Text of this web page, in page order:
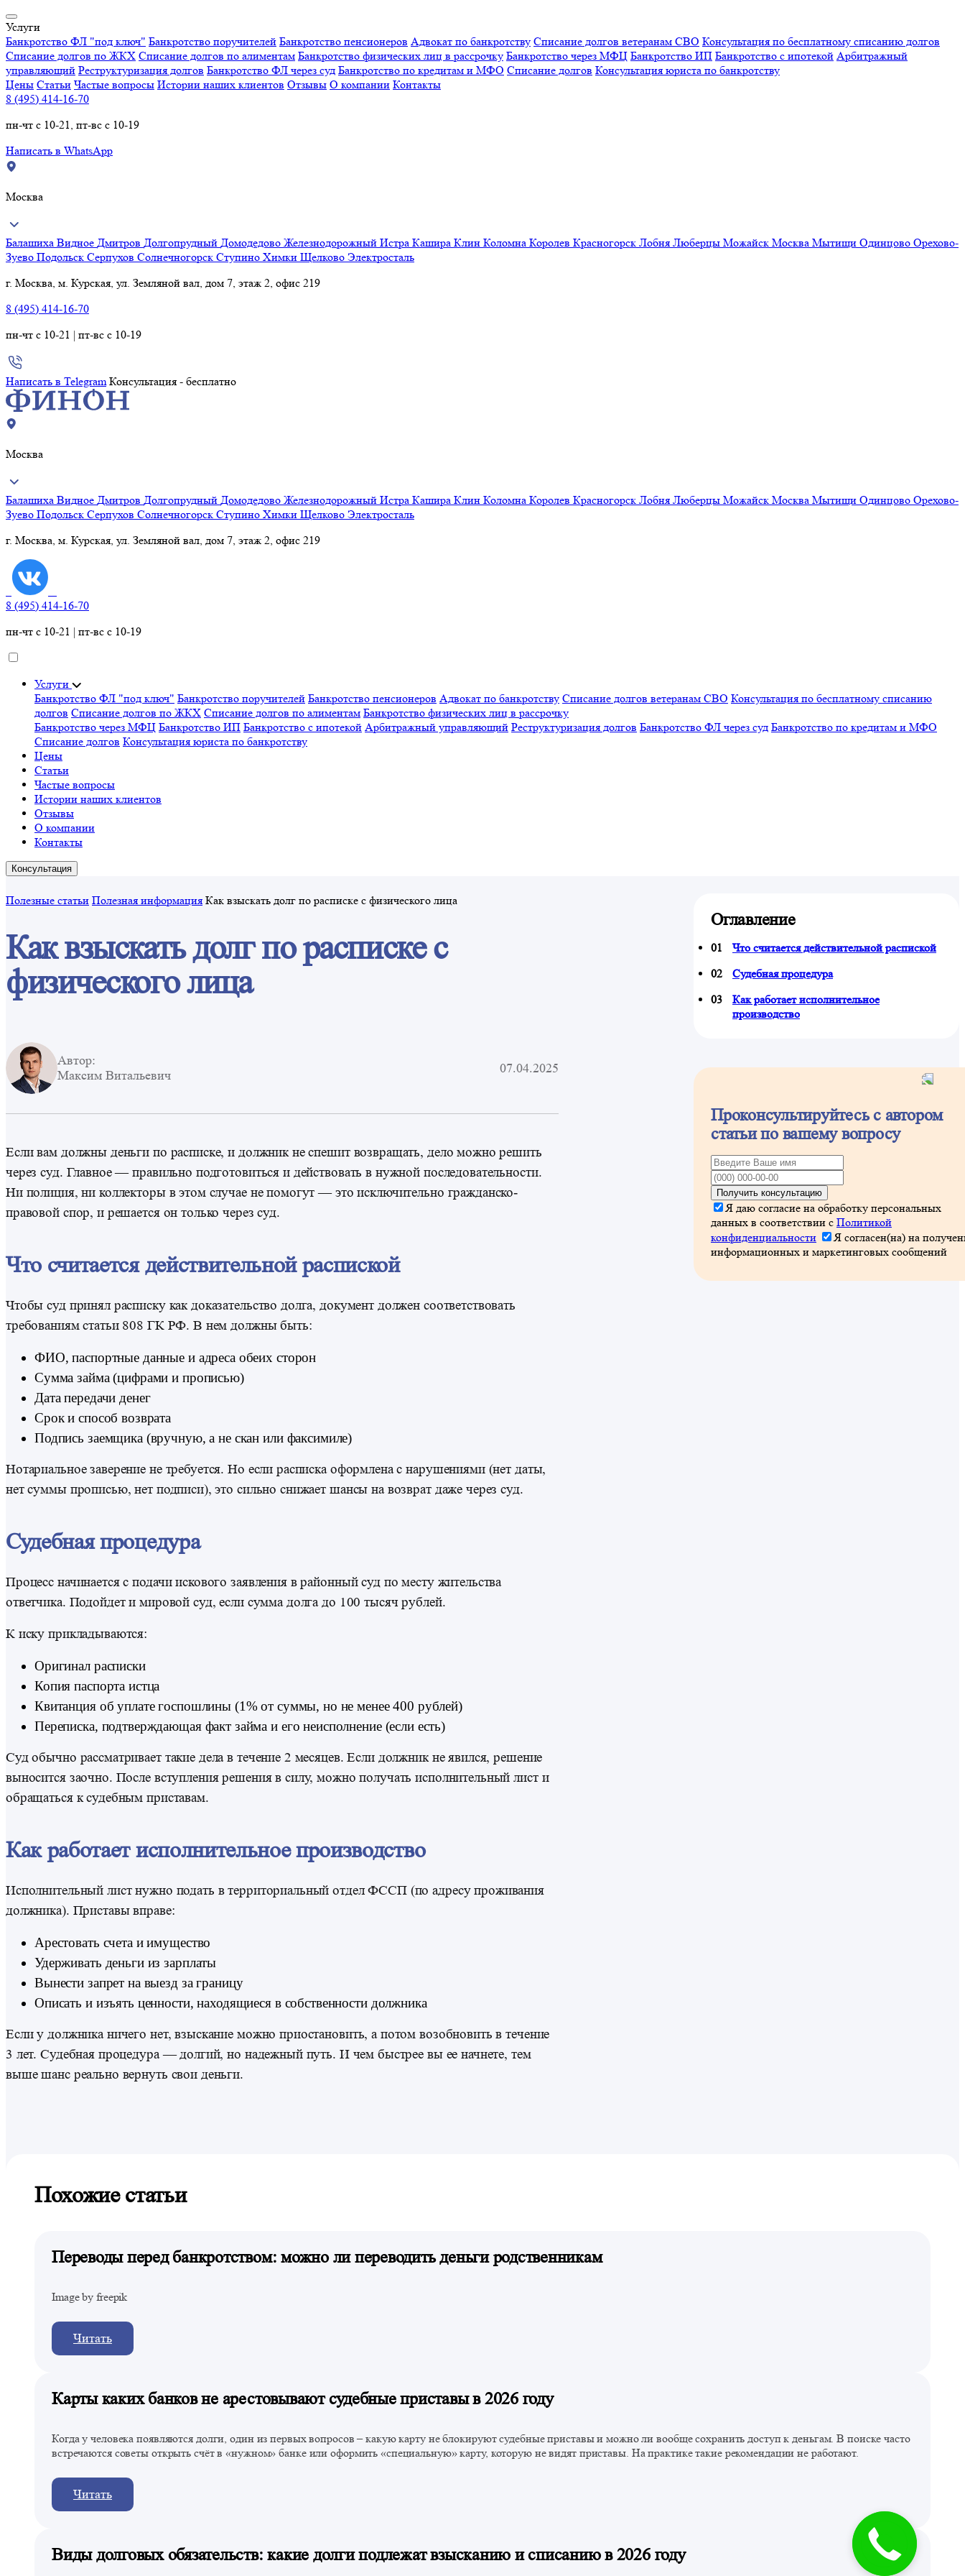
Услуги
Банкротство ФЛ "под ключ" Банкротство поручителей Банкротство пенсионеров Адвокат по банкротству Списание долгов ветеранам СВО Консультация по бесплатному списанию долгов
Списание долгов по ЖКХ Списание долгов по алиментам Банкротство физических лиц в рассрочку Банкротство через МФЦ Банкротство ИП Банкротство с ипотекой Арбитражный
управляющий Реструктуризация долгов Банкротство ФЛ через суд Банкротство по кредитам и МФО Списание долгов Консультация юриста по банкротству
Цены Статьи Частые вопросы Истории наших клиентов Отзывы О компании Контакты
8 (495) 414-16-70
пн-чт с 10-21, пт-вс с 10-19
Написать в WhatsApp
Москва
Балашиха Видное Дмитров Долгопрудный Домодедово Железнодорожный Истра Кашира Клин Коломна Королев Красногорск Лобня Люберцы Можайск Москва Мытищи Одинцово Орехово-
Зуево Подольск Серпухов Солнечногорск Ступино Химки Щелково Электросталь
г. Москва, м. Курская, ул. Земляной вал, дом 7, этаж 2, офис 219
8 (495) 414-16-70
пн-чт с 10-21 | пт-вс с 10-19
Написать в Telegram Консультация - бесплатно
Москва
Балашиха Видное Дмитров Долгопрудный Домодедово Железнодорожный Истра Кашира Клин Коломна Королев Красногорск Лобня Люберцы Можайск Москва Мытищи Одинцово Орехово-
Зуево Подольск Серпухов Солнечногорск Ступино Химки Щелково Электросталь
г. Москва, м. Курская, ул. Земляной вал, дом 7, этаж 2, офис 219
8 (495) 414-16-70
пн-чт с 10-21 | пт-вс с 10-19
Услуги
Банкротство ФЛ "под ключ" Банкротство поручителей Банкротство пенсионеров Адвокат по банкротству Списание долгов ветеранам СВО Консультация по бесплатному списанию
долгов Списание долгов по ЖКХ Списание долгов по алиментам Банкротство физических лиц в рассрочку
Банкротство через МФЦ Банкротство ИП Банкротство с ипотекой Арбитражный управляющий Реструктуризация долгов Банкротство ФЛ через суд Банкротство по кредитам и МФО
Списание долгов Консультация юриста по банкротству
Цены
Статьи
Частые вопросы
Истории наших клиентов
Отзывы
О компании
Контакты
Консультация
Полезные статьи Полезная информация Как взыскать долг по расписке с физического лица
Как взыскать долг по расписке с
физического лица
Автор:
Максим Витальевич
07.04.2025
Если вам должны деньги по расписке, и должник не спешит возвращать, дело можно решить
через суд. Главное — правильно подготовиться и действовать в нужной последовательности.
Ни полиция, ни коллекторы в этом случае не помогут — это исключительно гражданско-
правовой спор, и решается он только через суд.
Что считается действительной распиской
Чтобы суд принял расписку как доказательство долга, документ должен соответствовать
требованиям статьи 808 ГК РФ. В нем должны быть:
ФИО, паспортные данные и адреса обеих сторон
Сумма займа (цифрами и прописью)
Дата передачи денег
Срок и способ возврата
Подпись заемщика (вручную, а не скан или факсимиле)
Нотариальное заверение не требуется. Но если расписка оформлена с нарушениями (нет даты,
нет суммы прописью, нет подписи), это сильно снижает шансы на возврат даже через суд.
Судебная процедура
Процесс начинается с подачи искового заявления в районный суд по месту жительства
ответчика. Подойдет и мировой суд, если сумма долга до 100 тысяч рублей.
К иску прикладываются:
Оригинал расписки
Копия паспорта истца
Квитанция об уплате госпошлины (1% от суммы, но не менее 400 рублей)
Переписка, подтверждающая факт займа и его неисполнение (если есть)
Суд обычно рассматривает такие дела в течение 2 месяцев. Если должник не явился, решение
выносится заочно. После вступления решения в силу, можно получать исполнительный лист и
обращаться к судебным приставам.
Как работает исполнительное производство
Исполнительный лист нужно подать в территориальный отдел ФССП (по адресу проживания
должника). Приставы вправе:
Арестовать счета и имущество
Удерживать деньги из зарплаты
Вынести запрет на выезд за границу
Описать и изъять ценности, находящиеся в собственности должника
Если у должника ничего нет, взыскание можно приостановить, а потом возобновить в течение
3 лет. Судебная процедура — долгий, но надежный путь. И чем быстрее вы ее начнете, тем
выше шанс реально вернуть свои деньги.
Оглавление
Что считается действительной распиской
Судебная процедура
Как работает исполнительное
производство
Проконсультируйтесь с автором
статьи по вашему вопросу
Получить консультацию
Я даю согласие на обработку персональных
данных в соответствии с Политикой
конфиденциальности
Я согласен(на) на
информационных и маркетинговых сообщений
Похожие статьи
Переводы перед банкротством: можно ли переводить деньги родственникам
Image by freepik
Читать
Карты каких банков не арестовывают судебные приставы в 2026 году
Когда у человека появляются долги, один из первых вопросов – какую карту не блокируют судебные приставы и можно ли вообще сохранить доступ к деньгам. В поиске часто
встречаются советы открыть счёт в «нужном» банке или оформить «специальную» карту, которую не видят приставы. На практике такие рекомендации не работают.
Читать
Виды долговых обязательств: какие долги подлежат взысканию и списанию в 2026 году